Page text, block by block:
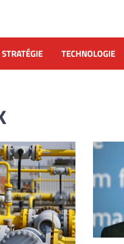
STRATÉGIE TECHNOLOGIE